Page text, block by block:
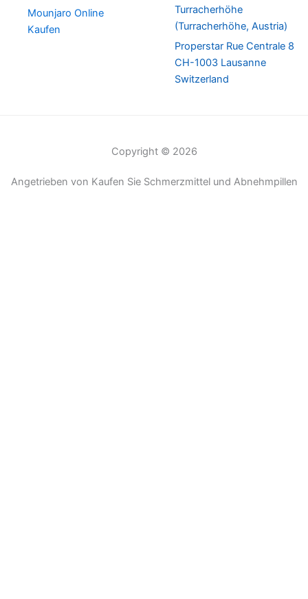
Mounjaro Online
Kaufen
Turracherhöhe
(Turracherhöhe, Austria)
Properstar Rue Centrale 8
CH-1003 Lausanne
Switzerland
Copyright © 2026
Angetrieben von Kaufen Sie Schmerzmittel und Abnehmpillen